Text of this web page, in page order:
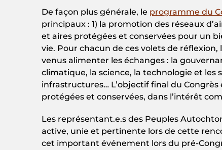
De façon plus générale, le programme du
principaux : 1) la promotion des réseaux
et aires protégées et conservées pour un
vie. Pour chacun de ces volets de
venus alimenter les échanges : la
climatique, la science, la technologie et les
infrastructures… L’objectif final du Congrès
protégées et conservées, dans l’intérêt
Les représentant.e.s des Peuples
active, unie et pertinente lors de cette
cet important événement lors du pré-